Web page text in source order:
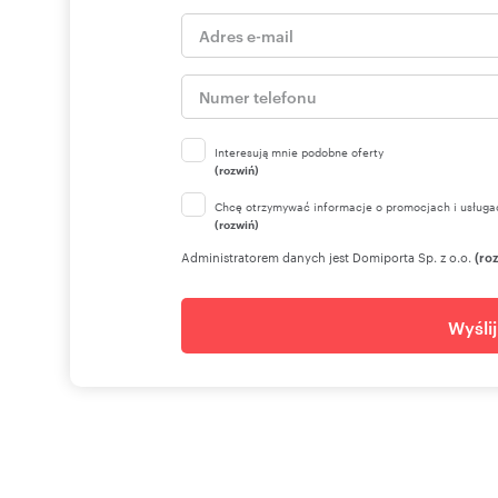
Interesują mnie podobne oferty
(rozwiń)
Chcę otrzymywać informacje o promocjach i
(rozwiń)
Administratorem danych jest Domiporta Sp. z o.o.